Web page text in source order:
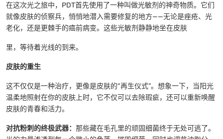
在这次光之旅中，PDT首先使用了一种叫做光敏剂的神奇物质。它们
就像皮肤的侦察兵，悄悄地潜入需要修复的地方——无论是痤疮、光
老化，还是更棘手的癌前病变。这些光敏剂静静地坐在皮肤
里，等待着光线的到来。
皮肤的重生
这不仅仅是一种治疗，更像是皮肤的“再生仪式”。想象一下，当阳光
温柔地照射在你的皮肤上时，它不仅可以去除瑕疵，还可以重新唤醒
皮肤的青春和活力。
对抗粉刺的终极武器： 那些藏在毛孔里的顽固细菌终于无处可逃了。